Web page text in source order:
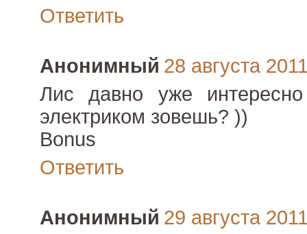
Ответить
Анонимный 28 августа
Лис давно уже
электриком зовешь? ))
Bonus
Ответить
Анонимный 29 августа